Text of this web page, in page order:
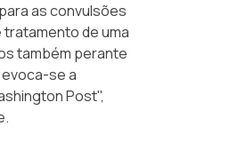
as convulsões
de uma
também perante
se a
Post",